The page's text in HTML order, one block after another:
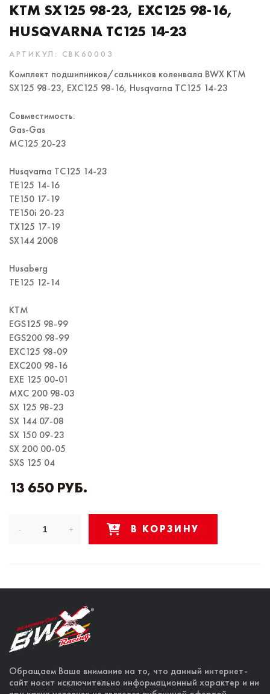
KTM SX125 98-23, EXC125 98-16,
HUSQVARNA TC125 14-23
АРТИКУЛ: CBK60003
Комплект подшипников/сальников коленвала BWX KTM
SX125 98-23, EXC125 98-16, Husqvarna TC125 14-23
Совместимость:
Gas-Gas
MC125 20-23
Husqvarna TC125 14-23
TE125 14-16
TE150 17-19
TE150i 20-23
TX125 17-19
SX144 2008
Husaberg
TE125 12-14
KTM
EGS125 98-99
EGS200 98-99
EXC125 98-09
EXC200 98-16
EXE 125 00-01
MXC 200 98-03
SX 125 98-23
SX 144 07-08
SX 150 09-23
SX 200 00-05
SXS 125 04
13 650 РУБ.
В КОРЗИНУ
Обращаем Ваше внимание на то, что данный интернет-
сайт носит исключительно информационный характер и ни